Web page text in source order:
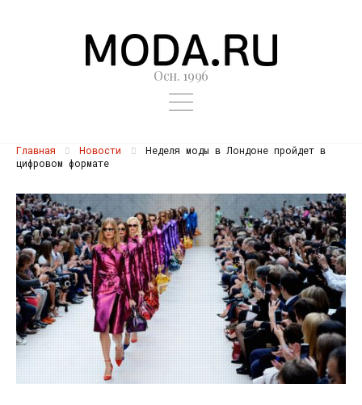
Осн. 1996
Главная Новости
Неделя моды в Лондоне пройдет в
цифровом формате